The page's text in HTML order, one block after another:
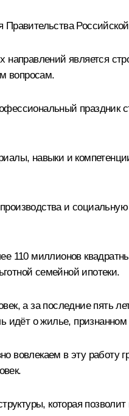
Правительства
является
вопросам.
праздник
навыки и
и
110 миллионов
семейной ипотеки.
а за последние пять
идёт о жилье,
в эту работу
которая